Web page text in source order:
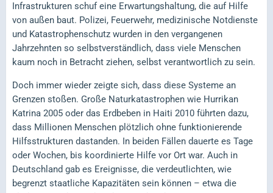
Infrastrukturen schuf eine Erwartungshaltung, die auf Hilfe
von außen baut. Polizei, Feuerwehr, medizinische Notdienste
und Katastrophenschutz wurden in den vergangenen
Jahrzehnten so selbstverständlich, dass viele Menschen
kaum noch in Betracht ziehen, selbst verantwortlich zu sein.
Doch immer wieder zeigte sich, dass diese Systeme an
Grenzen stoßen. Große Naturkatastrophen wie Hurrikan
Katrina 2005 oder das Erdbeben in Haiti 2010 führten dazu,
dass Millionen Menschen plötzlich ohne funktionierende
Hilfsstrukturen dastanden. In beiden Fällen dauerte es Tage
oder Wochen, bis koordinierte Hilfe vor Ort war. Auch in
Deutschland gab es Ereignisse, die verdeutlichten, wie
begrenzt staatliche Kapazitäten sein können – etwa die